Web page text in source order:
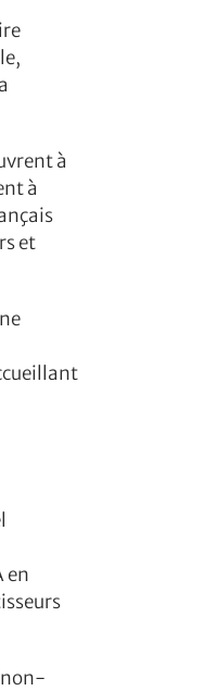
à
à
et
en
non-